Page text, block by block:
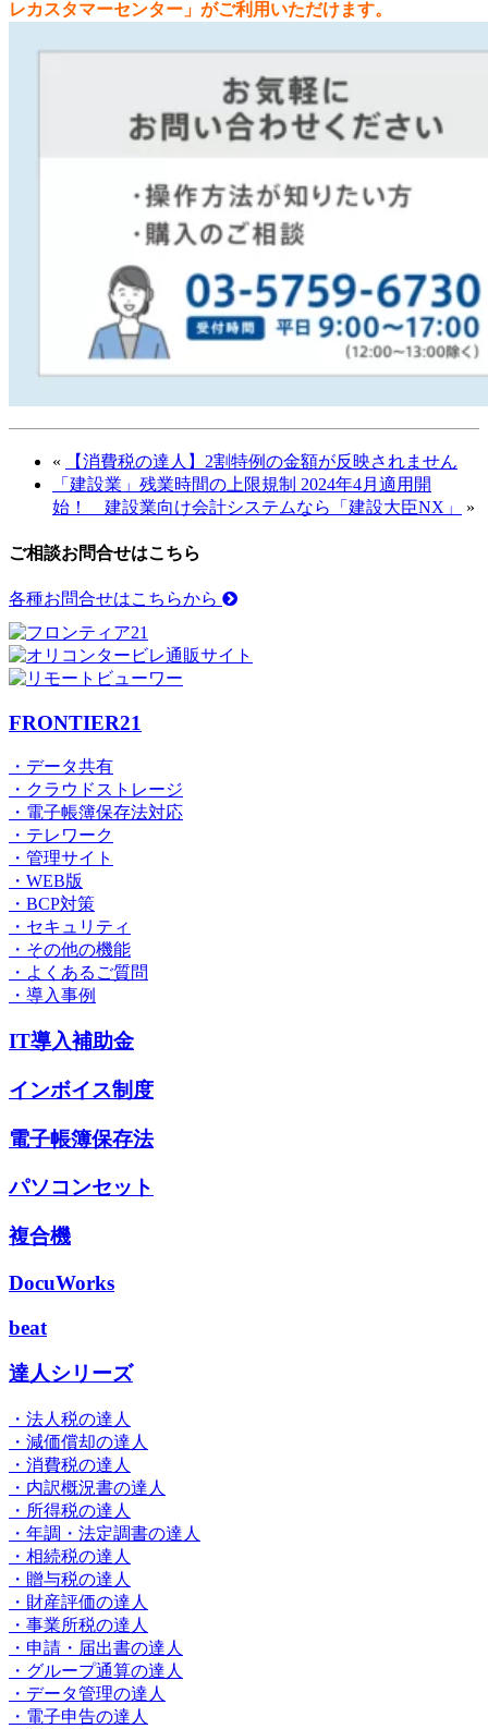
レカスタマーセンター」がご利用いただけます。
«
【消費税の達人】2割特例の金額が反映されません
「建設業」残業時間の上限規制 2024年4月適用開
始！ 建設業向け会計システムなら「建設大臣NX」
»
ご相談お問合せはこちら
各種お問合せはこちらから
FRONTIER21
・データ共有
・クラウドストレージ
・電子帳簿保存法対応
・テレワーク
・管理サイト
・WEB版
・BCP対策
・セキュリティ
・その他の機能
・よくあるご質問
・導入事例
IT導入補助金
インボイス制度
電子帳簿保存法
パソコンセット
複合機
DocuWorks
beat
達人シリーズ
・法人税の達人
・減価償却の達人
・消費税の達人
・内訳概況書の達人
・所得税の達人
・年調・法定調書の達人
・相続税の達人
・贈与税の達人
・財産評価の達人
・事業所税の達人
・申請・届出書の達人
・グループ通算の達人
・データ管理の達人
・電子申告の達人